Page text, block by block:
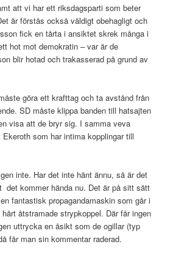
att vi har ett riksdagsparti som beter
är förstås också väldigt obehagligt och
fick en tårta i ansiktet skrek många i
hot mot demokratin – var är de
blir hotad och trakasserad på grund av
göra ett krafttag och ta avstånd från
SD måste klippa banden till hatsajten
visa att de bryr sig. I samma veva
som har intima kopplingar till
inte. Har det inte hänt ännu, så är det
det kommer hända nu. Det är på sitt sätt
fantastisk propagandamaskin som går i
åtstramade strypkoppel. Där får ingen
uttrycka en åsikt som de ogillar (typ
får man sin kommentar raderad.